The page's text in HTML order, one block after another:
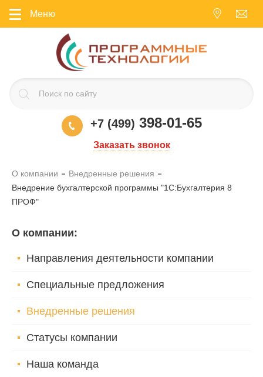
Меню
+7 (499) 398-01-65
Заказать звонок
О компании
Внедренные решения
Внедрение бухгалтерской программы "1С:Бухгалтерия 8
ПРОФ"
О компании:
Направления деятельности компании
Специальные предложения
Внедренные решения
Статусы компании
Наша команда